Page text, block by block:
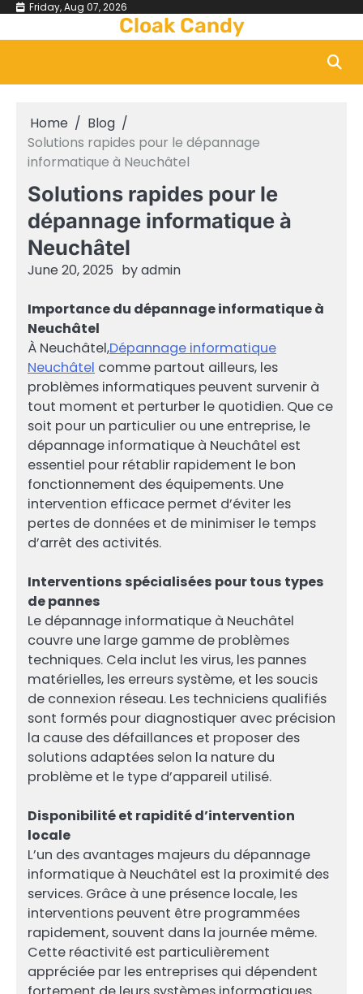
Skip Friday, Aug 07, 2026
Cloak Candy
Home
Blog
Solutions rapides pour le dépannage
informatique à Neuchâtel
Solutions rapides pour le
dépannage informatique à
Neuchâtel
June 20, 2025 byadmin
Importance du dépannage informatique à
Neuchâtel
À Neuchâtel,Dépannage informatique
Neuchâtel comme partout ailleurs, les
problèmes informatiques peuvent survenir à
tout moment et perturber le quotidien. Que ce
soit pour un particulier ou une entreprise, le
dépannage informatique à Neuchâtel est
essentiel pour rétablir rapidement le bon
fonctionnement des équipements. Une
intervention efficace permet d’éviter les
pertes de données et de minimiser le temps
d’arrêt des activités.
Interventions spécialisées pour tous types
de pannes
Le dépannage informatique à Neuchâtel
couvre une large gamme de problèmes
techniques. Cela inclut les virus, les pannes
matérielles, les erreurs système, et les soucis
de connexion réseau. Les techniciens qualifiés
sont formés pour diagnostiquer avec précision
la cause des défaillances et proposer des
solutions adaptées selon la nature du
problème et le type d’appareil utilisé.
Disponibilité et rapidité d’intervention
locale
L’un des avantages majeurs du dépannage
informatique à Neuchâtel est la proximité des
services. Grâce à une présence locale, les
interventions peuvent être programmées
rapidement, souvent dans la journée même.
Cette réactivité est particulièrement
appréciée par les entreprises qui dépendent